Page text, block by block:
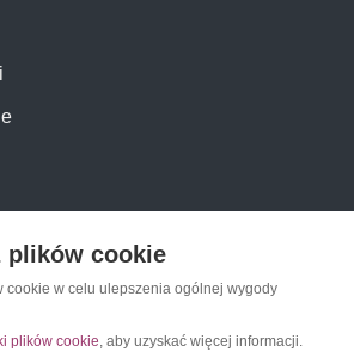
plików cookie
cookie w celu ulepszenia ogólnej wygody
plików cookie, aby uzyskać więcej informacji.